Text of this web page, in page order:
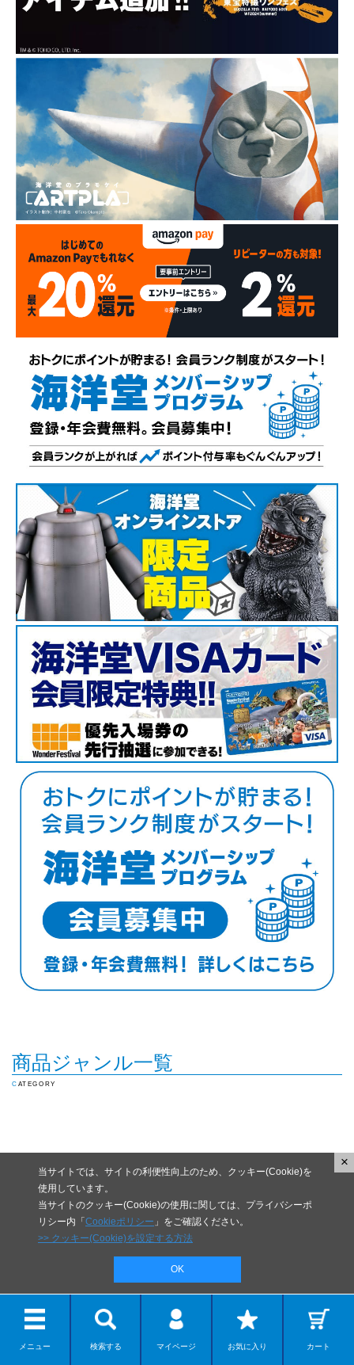
商品ジャンル一覧
CATEGORY
メニュー 検索する マイページ お気に入り カート
当サイトでは、サイトの利便性向上のため、クッキー(Cookie)を
使用しています。
当サイトのクッキー(Cookie)の使用に関しては、プライバシーポ
リシー内「 Cookieポリシー 」をご確認ください。
>> クッキー(Cookie)を設定する方法
OK
×